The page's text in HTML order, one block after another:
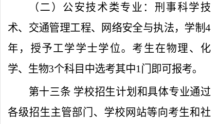
（二）公安技术类专业：刑事科学技
术、交通管理工程、网络安全与执法，学制 4
年，授予工学学士学位。考生在物理、化
学、生物3个科目中选考其中1门即可报考。
第十三条 学校招生计划和具体专业通过
各级招生主管部门、学校网站等向考生和社